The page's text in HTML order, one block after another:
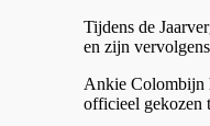
Tijdens de
en zijn
Ankie Colombijn
officieel gekozen